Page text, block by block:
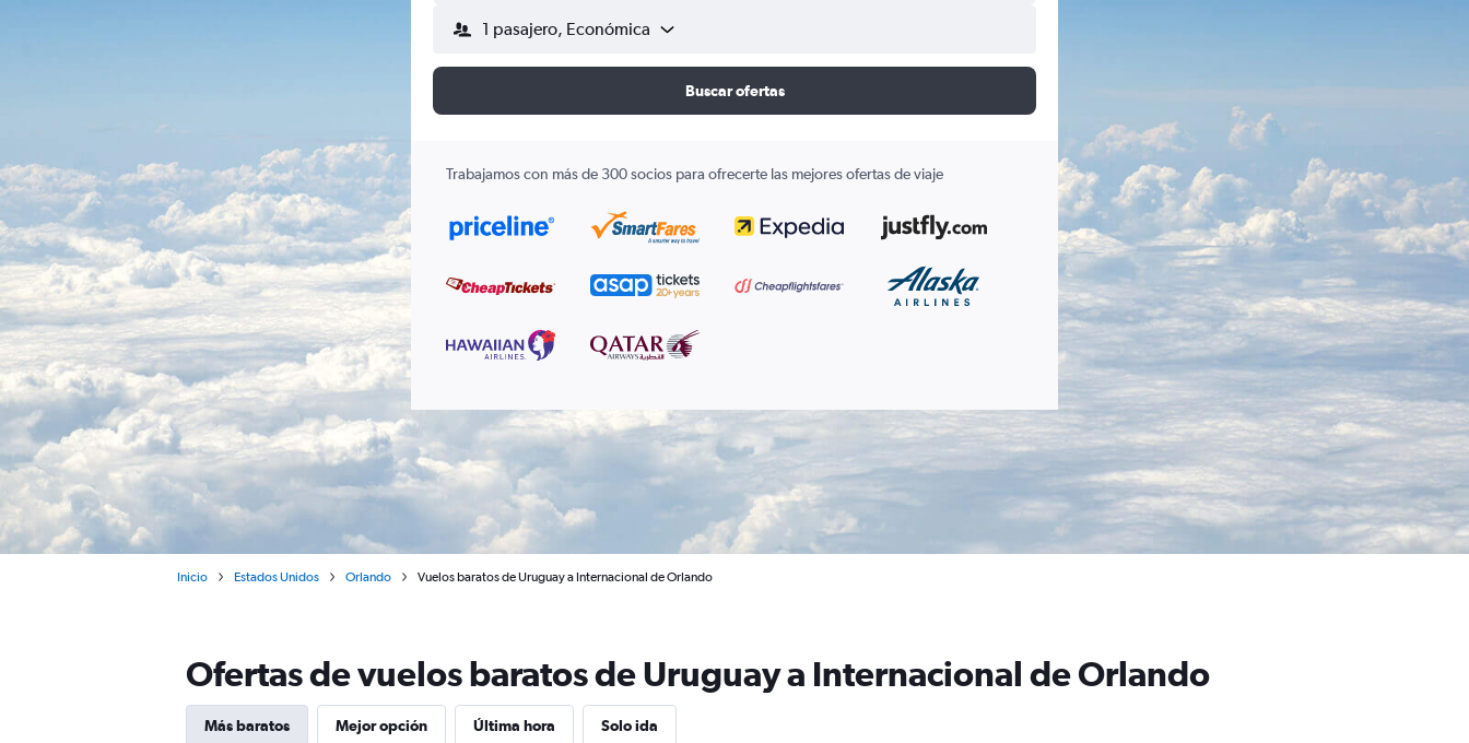
1 pasajero, Económica
Buscar ofertas
Trabajamos con más de 300 socios para ofrecerte las mejores ofertas de viaje
Inicio Estados Unidos Orlando Vuelos baratos de Uruguay a Internacional de Orlando
Ofertas de vuelos baratos de Uruguay a Internacional de Orlando
Más baratos Mejor opción Última hora Solo ida